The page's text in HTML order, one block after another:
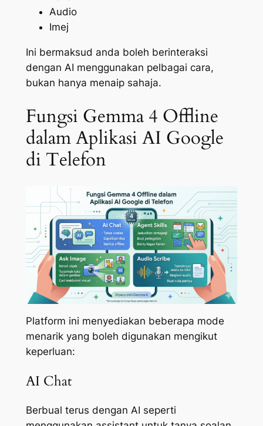
Audio
Imej
Ini bermaksud anda boleh berinteraksi
dengan AI menggunakan pelbagai cara,
bukan hanya menaip sahaja.
Fungsi Gemma 4 Offline
dalam Aplikasi AI Google
di Telefon
Platform ini menyediakan beberapa mode
menarik yang boleh digunakan mengikut
keperluan:
AI Chat
Berbual terus dengan AI seperti